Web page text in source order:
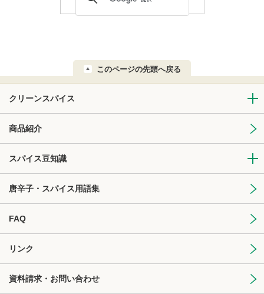
このページの先頭へ戻る
クリーンスパイス
商品紹介
スパイス豆知識
唐辛子・スパイス用語集
FAQ
リンク
資料請求・お問い合わせ